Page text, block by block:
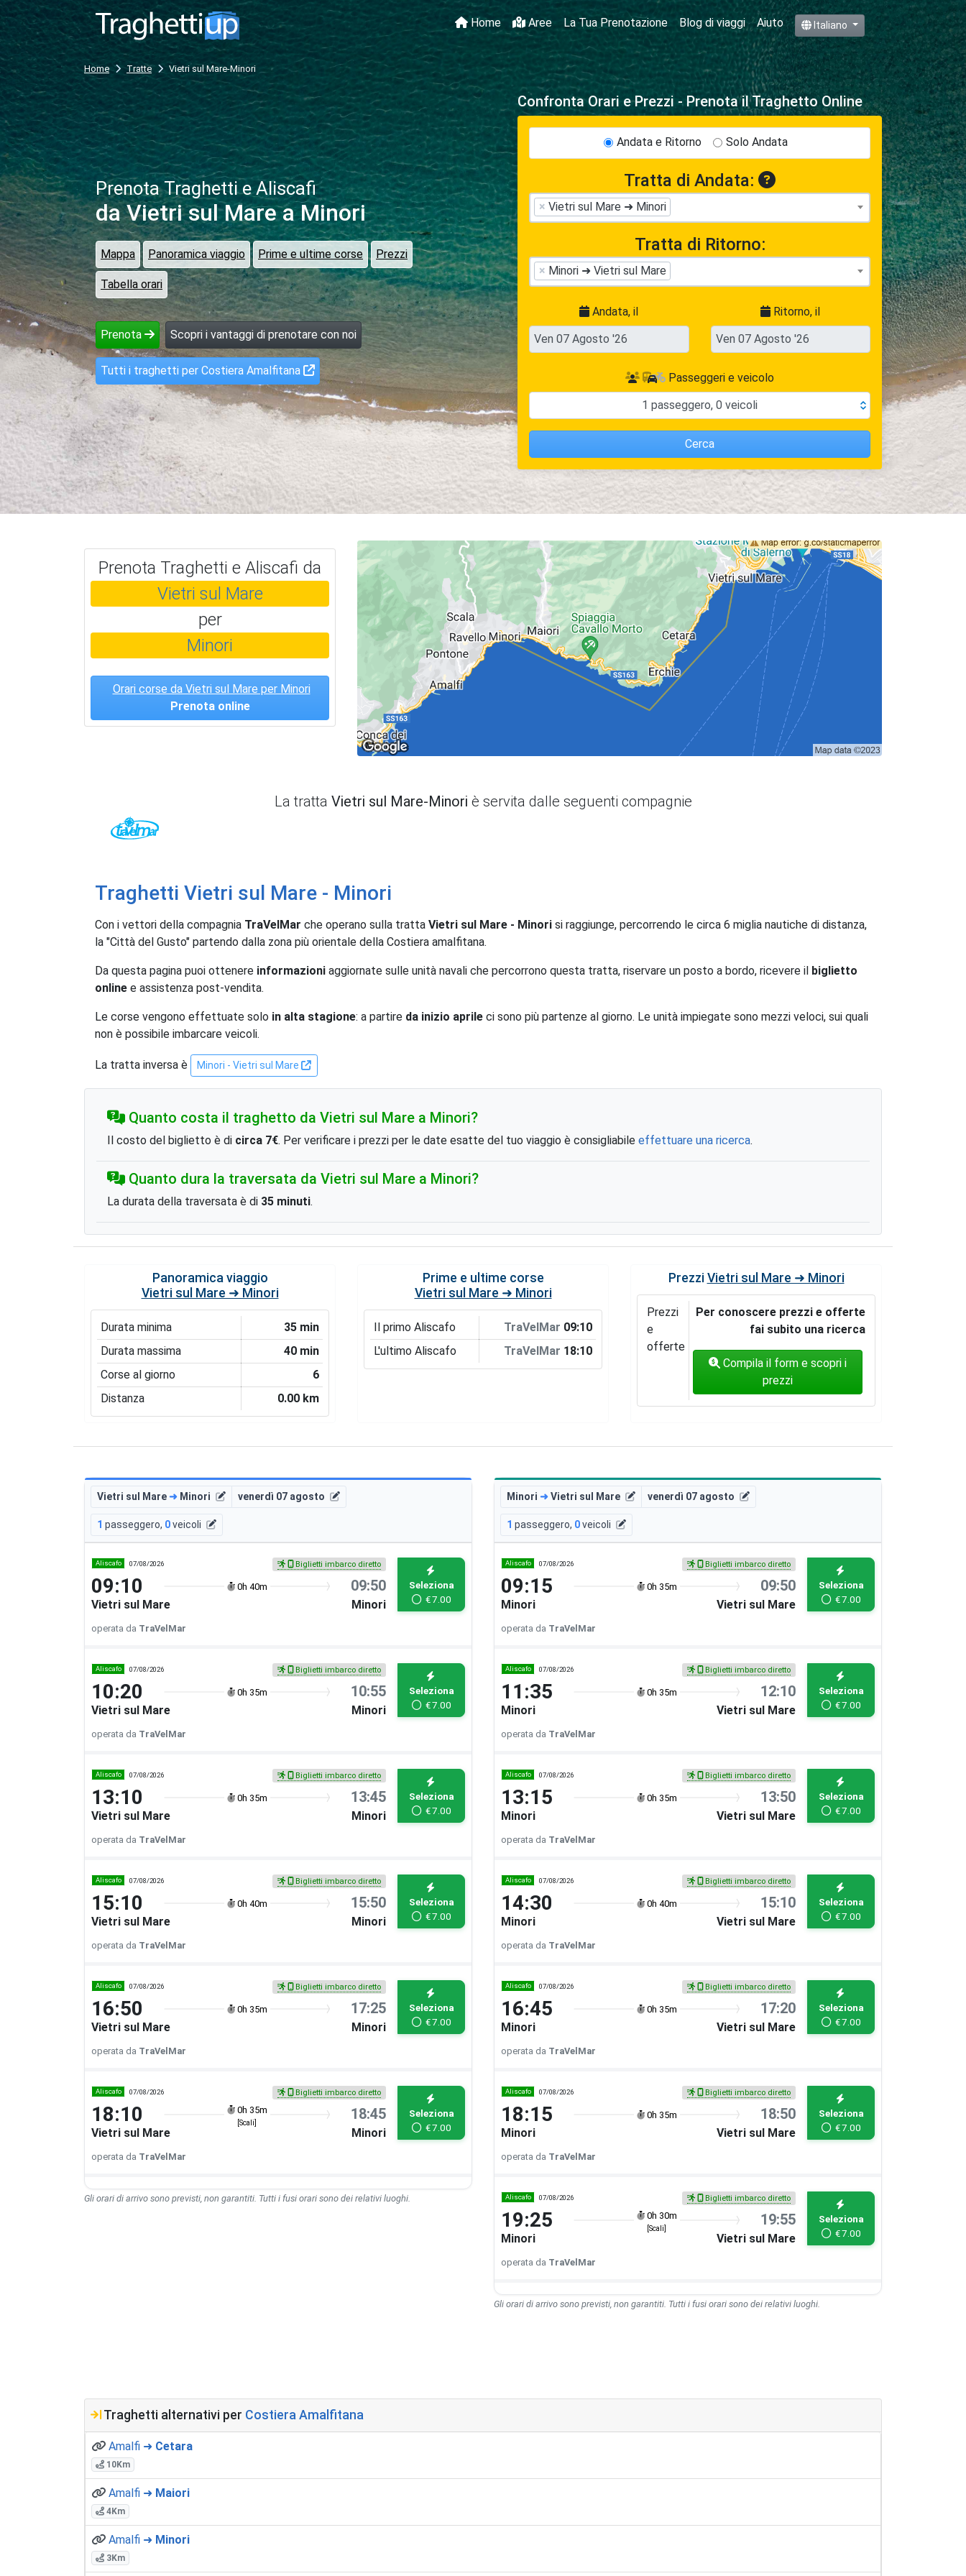
Home Aree La Tua Prenotazione Blog di viaggi Aiuto Italiano
Home Tratte Vietri sul Mare-Minori
Prenota Traghetti e Aliscafi
da Vietri sul Mare a Minori
Mappa Panoramica viaggio Prime e ultime corse Prezzi
Tabella orari
Prenota Scopri i vantaggi di prenotare con noi
Tutti i traghetti per Costiera Amalfitana
Confronta Orari e Prezzi - Prenota il Traghetto Online
Andata e Ritorno Solo Andata
Tratta di Andata:
× Vietri sul Mare ➜ Minori
Tratta di Ritorno:
× Minori ➜ Vietri sul Mare
Andata, il Ritorno, il
Passeggeri e veicolo
1 passeggero, 0 veicoli
Cerca
Prenota Traghetti e Aliscafi da
Vietri sul Mare
per
Minori
Orari corse da Vietri sul Mare per Minori
Prenota online
La tratta Vietri sul Mare-Minori è servita dalle seguenti compagnie
Traghetti Vietri sul Mare - Minori
Con i vettori della compagnia TraVelMar che operano sulla tratta Vietri sul Mare - Minori si raggiunge, percorrendo le circa 6 miglia nautiche di distanza,
la "Città del Gusto" partendo dalla zona più orientale della Costiera amalfitana.
Da questa pagina puoi ottenere informazioni aggiornate sulle unità navali che percorrono questa tratta, riservare un posto a bordo, ricevere il biglietto
online e assistenza post-vendita.
Le corse vengono effettuate solo in alta stagione: a partire da inizio aprile ci sono più partenze al giorno. Le unità impiegate sono mezzi veloci, sui quali
non è possibile imbarcare veicoli.
La tratta inversa è Minori - Vietri sul Mare
Quanto costa il traghetto da Vietri sul Mare a Minori?
Il costo del biglietto è di circa 7€. Per verificare i prezzi per le date esatte del tuo viaggio è consigliabile effettuare una ricerca.
Quanto dura la traversata da Vietri sul Mare a Minori?
La durata della traversata è di 35 minuti.
Panoramica viaggio
Vietri sul Mare ➜ Minori
Durata minima
35 min
Durata massima
40 min
Corse al giorno
6
Distanza
0.00 km
Prime e ultime corse
Vietri sul Mare ➜ Minori
Il primo Aliscafo TraVelMar 09:10
L'ultimo Aliscafo
TraVelMar 18:10
Prezzi Vietri sul Mare ➜ Minori
Prezzi
e
offerte
Per conoscere prezzi e offerte
fai subito una ricerca
Compila il form e scopri i
prezzi
Vietri sul Mare➜ Minori venerdì 07 agosto
1 passeggero, 0veicoli
Aliscafo 07/08/2026 Biglietti imbarco diretto
09:10 0h 40m 09:50
Vietri sul Mare Minori
Seleziona
€7.00
operata da TraVelMar
Aliscafo 07/08/2026 Biglietti imbarco diretto
10:20 0h 35m 10:55
Vietri sul Mare Minori
Seleziona
€7.00
operata da TraVelMar
Aliscafo 07/08/2026 Biglietti imbarco diretto
13:10 0h 35m 13:45
Vietri sul Mare Minori
Seleziona
€7.00
operata da TraVelMar
Aliscafo 07/08/2026 Biglietti imbarco diretto
15:10 0h 40m 15:50
Vietri sul Mare Minori
Seleziona
€7.00
operata da TraVelMar
Aliscafo 07/08/2026 Biglietti imbarco diretto
16:50 0h 35m 17:25
Vietri sul Mare Minori
Seleziona
€7.00
operata da TraVelMar
Aliscafo 07/08/2026 Biglietti imbarco diretto
18:10 0h 35m
[Scali]
18:45
Vietri sul Mare Minori
Seleziona
€7.00
operata da TraVelMar
Gli orari di arrivo sono previsti, non garantiti. Tutti i fusi orari sono dei relativi luoghi.
Minori ➜Vietri sul Mare venerdì 07 agosto
1 passeggero, 0veicoli
Aliscafo 07/08/2026 Biglietti imbarco diretto
09:15 0h 35m 09:50
Minori Vietri sul Mare
Seleziona
€7.00
operata da TraVelMar
Aliscafo 07/08/2026 Biglietti imbarco diretto
11:35 0h 35m 12:10
Minori Vietri sul Mare
Seleziona
€7.00
operata da TraVelMar
Aliscafo 07/08/2026 Biglietti imbarco diretto
13:15 0h 35m 13:50
Minori Vietri sul Mare
Seleziona
€7.00
operata da TraVelMar
Aliscafo 07/08/2026 Biglietti imbarco diretto
14:30 0h 40m 15:10
Minori Vietri sul Mare
Seleziona
€7.00
operata da TraVelMar
Aliscafo 07/08/2026 Biglietti imbarco diretto
16:45 0h 35m 17:20
Minori Vietri sul Mare
Seleziona
€7.00
operata da TraVelMar
Aliscafo 07/08/2026 Biglietti imbarco diretto
18:15 0h 35m 18:50
Minori Vietri sul Mare
Seleziona
€7.00
operata da TraVelMar
Aliscafo 07/08/2026 Biglietti imbarco diretto
19:25 0h 30m
[Scali]
19:55
Minori Vietri sul Mare
Seleziona
€7.00
operata da TraVelMar
Gli orari di arrivo sono previsti, non garantiti. Tutti i fusi orari sono dei relativi luoghi.
Traghetti alternativi per Costiera Amalfitana
Amalfi ➜ Cetara
10Km
Amalfi ➜ Maiori
4Km
Amalfi ➜ Minori
3Km